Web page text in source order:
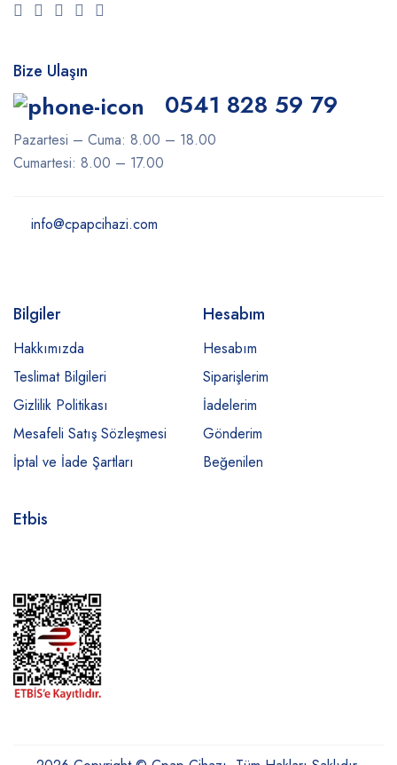
Bize Ulaşın
0541 828 59 79
Pazartesi – Cuma: 8.00 – 18.00
Cumartesi: 8.00 – 17.00
info@cpapcihazi.com
Bilgiler
Hakkımızda
Teslimat Bilgileri
Gizlilik Politikası
Mesafeli Satış Sözleşmesi
İptal ve İade Şartları
Hesabım
Hesabım
Siparişlerim
İadelerim
Gönderim
Beğenilen
Etbis